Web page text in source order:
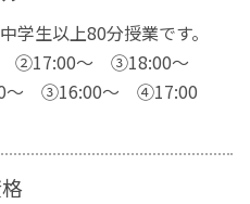
学生以上80分授業です。
②17:00～ ③18:00～
～ ③16:00～ ④17:00